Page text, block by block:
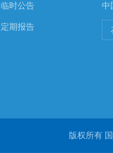
临时公告
定期报告
中
版权所有